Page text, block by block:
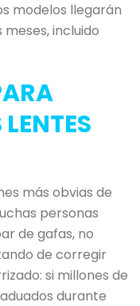
modelos llegarán
incluido
más obvias de
personas
de gafas, no
de corregir
si millones de
durante